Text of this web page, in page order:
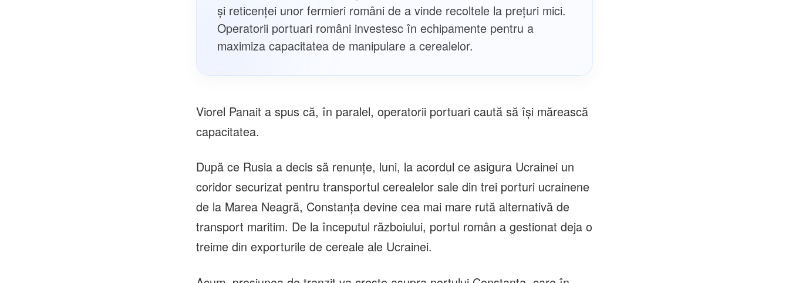
și reticenței unor fermieri români de a vinde recoltele la prețuri mici.
Operatorii portuari români investesc în echipamente pentru a
maximiza capacitatea de manipulare a cerealelor.
Viorel Panait a spus că, în paralel, operatorii portuari caută să îşi mărească
capacitatea.
După ce Rusia a decis să renunţe, luni, la acordul ce asigura Ucrainei un
coridor securizat pentru transportul cerealelor sale din trei porturi ucrainene
de la Marea Neagră, Constanţa devine cea mai mare rută alternativă de
transport maritim. De la începutul războiului, portul român a gestionat deja o
treime din exporturile de cereale ale Ucrainei.